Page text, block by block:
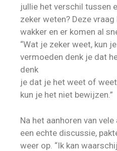
jullie het verschil tussen
zeker weten? Deze
wakker en er komen al
“Wat je zeker weet, kun
vermoeden denk je dat
denk
je dat je het weet of
kun je het niet bewijzen.”
Na het aanhoren van
een echte discussie,
weer op. “Ik kan